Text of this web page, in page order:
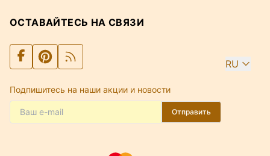
ОСТАВАЙТЕСЬ НА СВЯЗИ
RU
Подпишитесь на наши акции и новости
Отправить